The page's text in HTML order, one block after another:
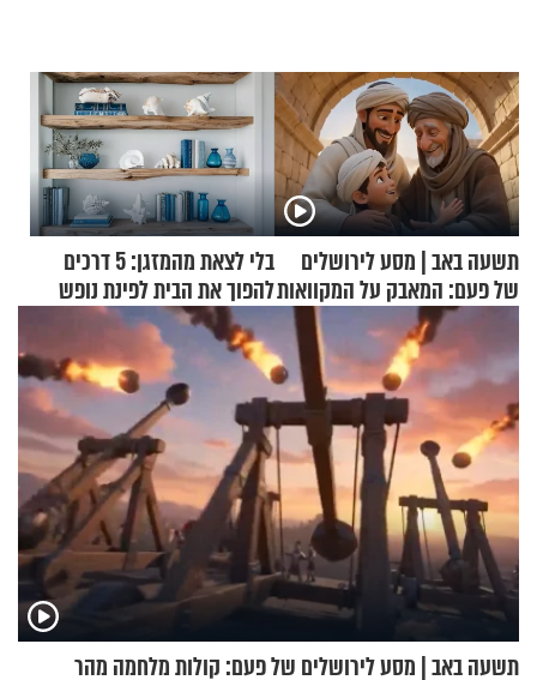
תשעה באב | מסע לירושלים
של פעם: המאבק על המקוואות
בלי לצאת מהמזגן: 5 דרכים
להפוך את הבית לפינת נופש
מעוצבת
תשעה באב | מסע לירושלים של פעם: קולות מלחמה מהר